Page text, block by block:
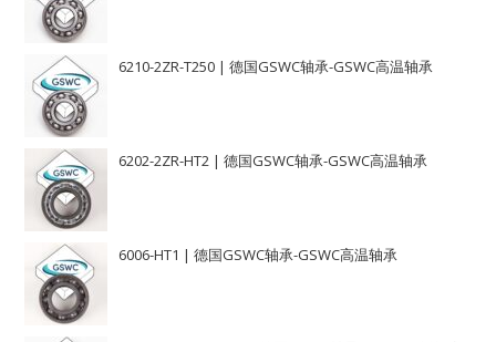
6210-2ZR-T250 | 德国GSWC轴承-GSWC高温轴承
6202-2ZR-HT2 | 德国GSWC轴承-GSWC高温轴承
6006-HT1 | 德国GSWC轴承-GSWC高温轴承